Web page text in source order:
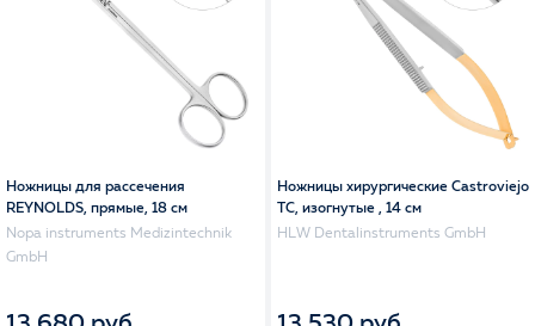
Ножницы для рассечения
REYNOLDS, прямые, 18 см
Nopa instruments Medizintechnik
GmbH
Ножницы хирургические Castroviejo
TC, изогнутые , 14 см
HLW Dentalinstruments GmbH